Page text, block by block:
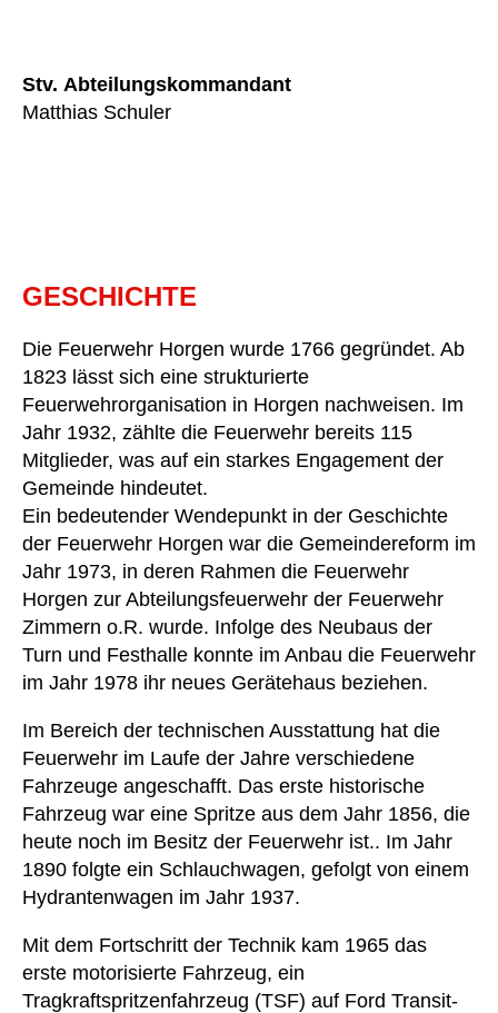
Stv. Abteilungskommandant
Matthias Schuler
GESCHICHTE
Die Feuerwehr Horgen wurde 1766 gegründet. Ab
1823 lässt sich eine strukturierte
Feuerwehrorganisation in Horgen nachweisen. Im
Jahr 1932, zählte die Feuerwehr bereits 115
Mitglieder, was auf ein starkes Engagement der
Gemeinde hindeutet.
Ein bedeutender Wendepunkt in der Geschichte
der Feuerwehr Horgen war die Gemeindereform im
Jahr 1973, in deren Rahmen die Feuerwehr
Horgen zur Abteilungsfeuerwehr der Feuerwehr
Zimmern o.R. wurde. Infolge des Neubaus der
Turn und Festhalle konnte im Anbau die Feuerwehr
im Jahr 1978 ihr neues Gerätehaus beziehen.
Im Bereich der technischen Ausstattung hat die
Feuerwehr im Laufe der Jahre verschiedene
Fahrzeuge angeschafft. Das erste historische
Fahrzeug war eine Spritze aus dem Jahr 1856, die
heute noch im Besitz der Feuerwehr ist.. Im Jahr
1890 folgte ein Schlauchwagen, gefolgt von einem
Hydrantenwagen im Jahr 1937.
Mit dem Fortschritt der Technik kam 1965 das
erste motorisierte Fahrzeug, ein
Tragkraftspritzenfahrzeug (TSF) auf Ford Transit-